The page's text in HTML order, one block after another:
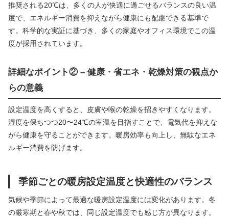
推奨される20℃は、多くの人が快適に過ごせるバランスの良い温
度で、エネルギー消費を抑えながら健康にも配慮できる基準で
す。科学的な実証に基づき、多くの家庭やオフィス環境でこの温
度が採用されています。
詳細なポイント② – 健康・省エネ・乾燥対策の観点か
らの意義
設定温度を高くすると、皮膚や喉の乾燥を招きやすくなります。
湿度を保ちつつ20〜24℃の室温を目指すことで、電気代を抑えな
がら健康を守ることができます。暖房効率も向上し、無駄なエネ
ルギー消費を防げます。
季節ごとの暖房設定温度と快適性のバランス
気候や季節によって最適な暖房設定温度には変化があります。冬
の厳寒期と春や秋では、同じ設定温度でも感じ方が異なります。